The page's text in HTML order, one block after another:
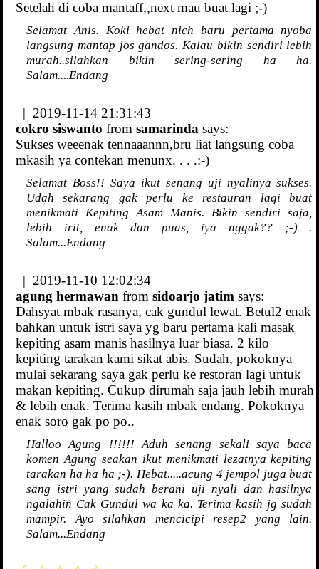
Setelah di coba mantaff,,next mau buat lagi ;-)
Selamat Anis. Koki hebat nich baru pertama nyoba
langsung mantap jos gandos. Kalau bikin sendiri lebih
murah..silahkan bikin sering-sering ha ha.
Salam....Endang
| 2019-11-14 21:31:43
cokro siswanto from samarinda says:
Sukses weeenak tennaaannn,bru liat langsung coba
mkasih ya contekan menunx. . . .:-)
Selamat Boss!! Saya ikut senang uji nyalinya sukses.
Udah sekarang gak perlu ke restauran lagi buat
menikmati Kepiting Asam Manis. Bikin sendiri saja,
lebih irit, enak dan puas, iya nggak?? ;-) .
Salam...Endang
| 2019-11-10 12:02:34
agung hermawan from sidoarjo jatim says:
Dahsyat mbak rasanya, cak gundul lewat. Betul2 enak
bahkan untuk istri saya yg baru pertama kali masak
kepiting asam manis hasilnya luar biasa. 2 kilo
kepiting tarakan kami sikat abis. Sudah, pokoknya
mulai sekarang saya gak perlu ke restoran lagi untuk
makan kepiting. Cukup dirumah saja jauh lebih murah
& lebih enak. Terima kasih mbak endang. Pokoknya
enak soro gak po po..
Halloo Agung !!!!!! Aduh senang sekali saya baca
komen Agung seakan ikut menikmati lezatnya kepiting
tarakan ha ha ha ;-). Hebat.....acung 4 jempol juga buat
sang istri yang sudah berani uji nyali dan hasilnya
ngalahin Cak Gundul wa ka ka. Terima kasih jg sudah
mampir. Ayo silahkan mencicipi resep2 yang lain.
Salam...Endang